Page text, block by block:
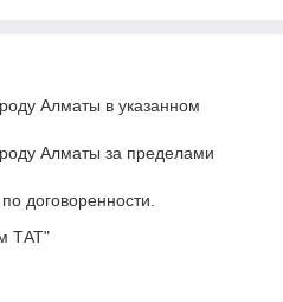
Алматы в указанном
Алматы за пределами
договоренности.
ТАТ"